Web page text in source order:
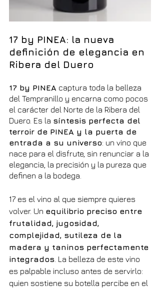
17 by PINEA: la nueva
definición de elegancia en
Ribera del Duero
17 by PINEA captura toda la belleza
del Tempranillo y encarna como pocos
el carácter del Norte de la Ribera del
Duero. Es la síntesis perfecta del
terroir de PINEA y la puerta de
entrada a su universo: un vino que
nace para el disfrute, sin renunciar a la
elegancia, la precisión y la pureza que
definen a la bodega.
17 es el vino al que siempre quieres
volver. Un equilibrio preciso entre
frutalidad, jugosidad,
complejidad, sutileza de la
madera y taninos perfectamente
integrados . La belleza de este vino
es palpable incluso antes de servirlo:
quien sostiene su botella percibe en el